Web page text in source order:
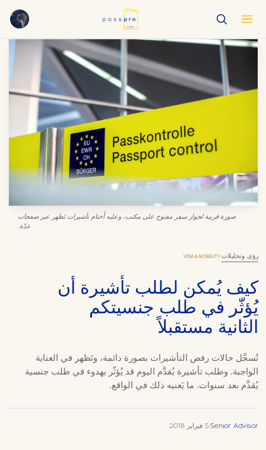
English
Français
Русский
中文
Türkçe
رؤى وتحليلات·
VISA & MOBILITY
كيف يُمكن لطلب تأشيرة أن
يُؤثّر في طلب جنسيتكم
الثانية مستقبلاً
تُسجَّل حالات رفض التأشيرات بصورة دائمة، وتَظهر في العناية
الواجبة. وطلب تأشيرة يُقدَّم اليوم قد يُؤثّر بهدوء في طلب جنسية
يُقدَّم بعد سنوات. ما يَعنيه ذلك في الواقع.
Senior Advisor
·5 فبراير 2018
صورة قريبة لجواز سفر مفتوح على مكتب، وعليه أَختام تأشيرات تَظهر عبر صفحات
عدّة.